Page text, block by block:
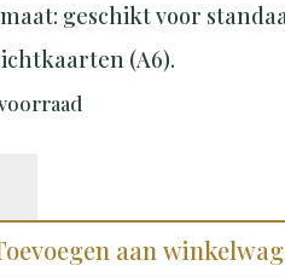
geschikt voor
(A6).
aan